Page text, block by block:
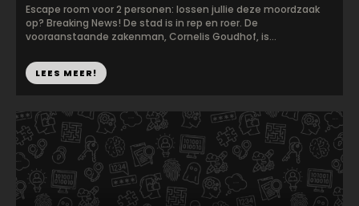
Escape room voor 2 personen: lossen jullie deze moordzaak
op? Breaking News! De stad is in rep en roer. De
vooraanstaande zakenman, Cornelis Goudhof, is...
LEES MEER!